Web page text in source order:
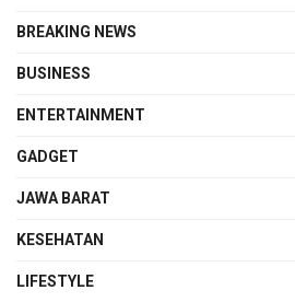
BREAKING NEWS
BUSINESS
ENTERTAINMENT
GADGET
JAWA BARAT
KESEHATAN
LIFESTYLE